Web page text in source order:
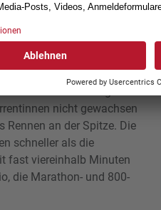
der Bahn über 5000 m,
auch bei ihrer
nicht zu schlagen.
Sie schlug auf
nicht gewachsen
Rennen an der Spitze. Die
schneller als die
fast viereinhalb Minuten
die Marathon- und 800-